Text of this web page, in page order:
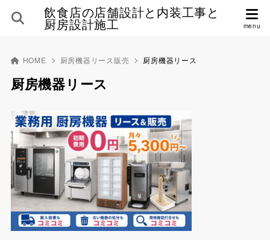
飲食店の店舗設計と内装工事と
厨房設計施工
HOME 厨房機器リース販売 厨房機器リース
厨房機器リース